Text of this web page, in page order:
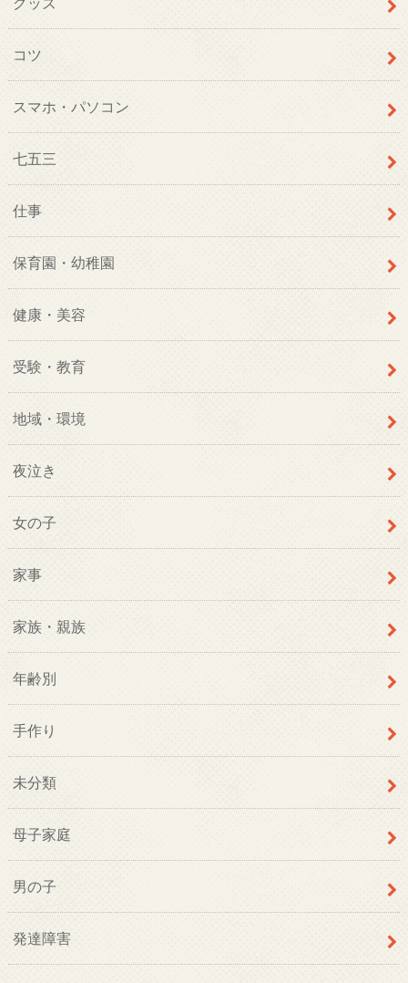
コツ
スマホ・パソコン
七五三
仕事
保育園・幼稚園
健康・美容
受験・教育
地域・環境
夜泣き
女の子
家事
家族・親族
年齢別
手作り
未分類
母子家庭
男の子
発達障害